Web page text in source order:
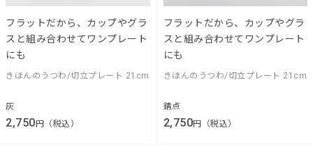
フラットだから、カップやグラ
スと組み合わせてワンプレート
にも
きほんのうつわ/切立プレート 21cm
灰
2,750円（税込）
フラットだから、カップやグラ
スと組み合わせてワンプレート
にも
きほんのうつわ/切立プレート 21cm
錆点
2,750円（税込）